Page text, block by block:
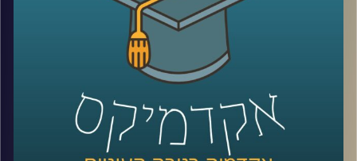
לקראת סיומו של חודש נובמבר, החודש שהפך בשנים
האחרונות לחודש הקניות (ששיאו יחול ביום שישי הקרוב -
הבלאק פריידי המיוחל) בפרק זה התארחה ד"ר יונת צובנר
מאוניברסיטת רייכמן, שבמחקר משותף עם
פרופסור רום
שריפט מאוניברסיטת אינדיאנה מצאה ששיווק על סמך מוצרים
שהתלבטנו אם לקנות דווקא יפגע ברצון שלנו לרכוש.